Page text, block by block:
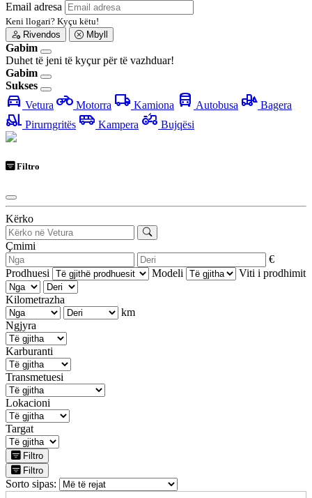
Email adresa
Keni llogari? Kyçu këtu!
Rivendos
Mbyll
Gabim
Duhet të jeni të kyçur për të vazhduar!
Gabim
Sukses
directions_car Vetura motorcycle Motorra local_shipping Kamiona directions_bus Autobusa front_loader Bagera
forklift Pirurngritës airport_shuttle Kampera agriculture Bujqësi
Filtro
Kërko
Çmimi
€
Prodhuesi
Modeli Viti i prodhimit
Kilometrazha
km
Ngjyra
Karburanti
Transmetuesi
Lokacioni
Targat
Filtro
Filtro
Sorto sipas: